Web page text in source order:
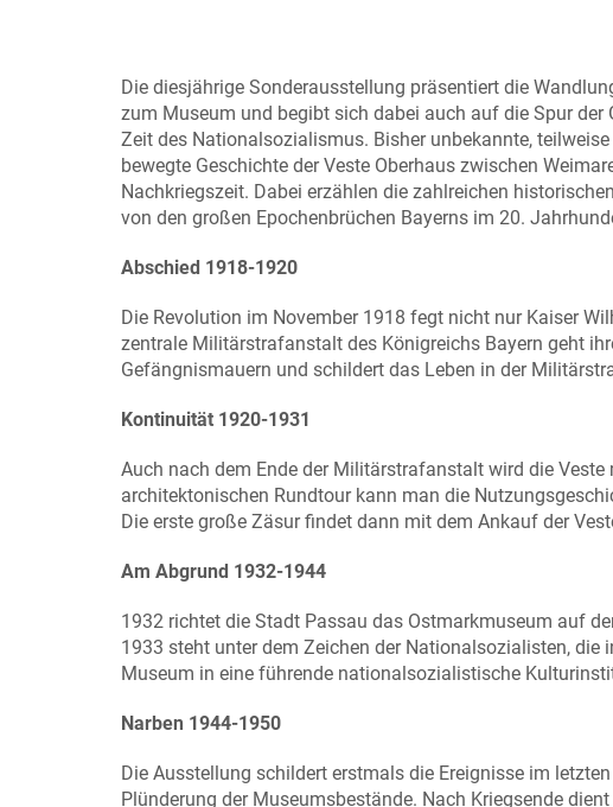
Die diesjährige Sonderausstellung präsentiert die
zum Museum und begibt sich dabei auch auf die Spur
Zeit des Nationalsozialismus. Bisher unbekannte,
bewegte Geschichte der Veste Oberhaus zwischen
Nachkriegszeit. Dabei erzählen die zahlreichen
von den großen Epochenbrüchen Bayerns im 20.
Abschied 1918-1920
Die Revolution im November 1918 fegt nicht nur Kaiser
zentrale Militärstrafanstalt des Königreichs Bayern geht
Gefängnismauern und schildert das Leben in der
Kontinuität 1920-1931
Auch nach dem Ende der Militärstrafanstalt wird die
architektonischen Rundtour kann man die
Die erste große Zäsur findet dann mit dem Ankauf der
Am Abgrund 1932-1944
1932 richtet die Stadt Passau das Ostmarkmuseum auf
1933 steht unter dem Zeichen der Nationalsozialisten,
Museum in eine führende nationalsozialistische
Narben 1944-1950
Die Ausstellung schildert erstmals die Ereignisse im
Plünderung der Museumsbestände. Nach Kriegsende dient